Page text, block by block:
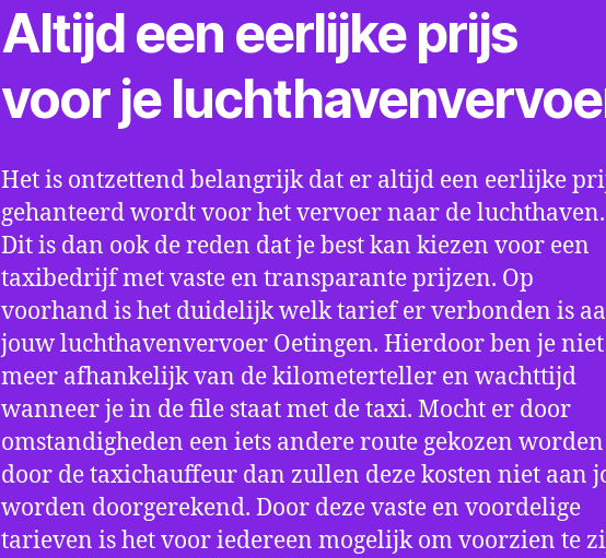
Altijd een eerlijke prijs
voor je
Het is ontzettend belangrijk dat er altijd een eerlijke
gehanteerd wordt voor het vervoer naar de luchthaven.
Dit is dan ook de reden dat je best kan kiezen voor een
taxibedrijf met vaste en transparante prijzen. Op
voorhand is het duidelijk welk tarief er verbonden is
jouw luchthavenvervoer Oetingen. Hierdoor ben je niet
meer afhankelijk van de kilometerteller en wachttijd
wanneer je in de file staat met de taxi. Mocht er door
omstandigheden een iets andere route gekozen worden
door de taxichauffeur dan zullen deze kosten niet aan
worden doorgerekend. Door deze vaste en voordelige
tarieven is het voor iedereen mogelijk om voorzien te